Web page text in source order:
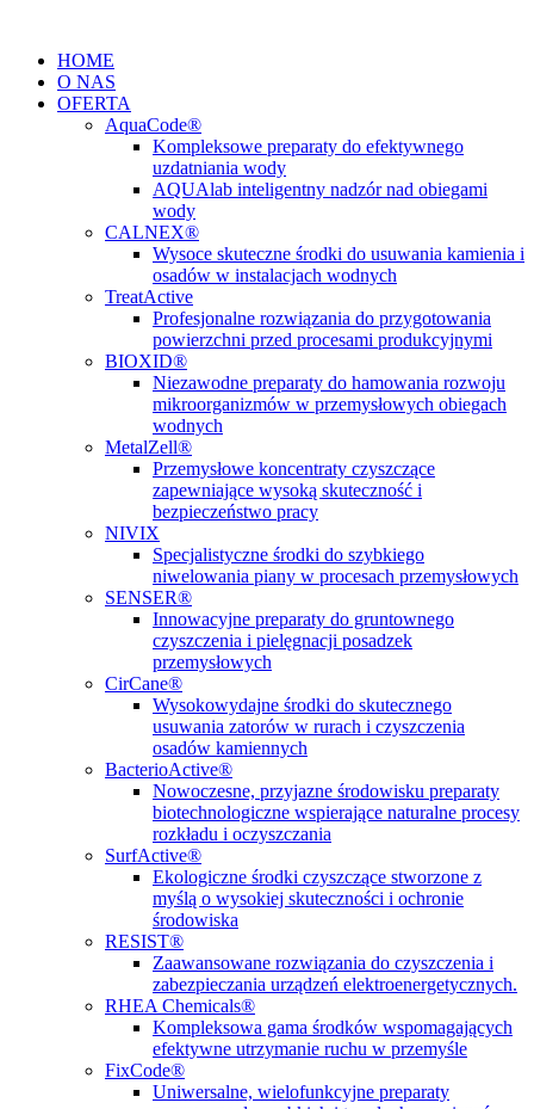
treści
HOME
O NAS
OFERTA
AquaCode®
Kompleksowe preparaty do efektywnego
uzdatniania wody
AQUAlab inteligentny nadzór nad obiegami
wody
CALNEX®
Wysoce skuteczne środki do usuwania kamienia i
osadów w instalacjach wodnych
TreatActive
Profesjonalne rozwiązania do przygotowania
powierzchni przed procesami produkcyjnymi
BIOXID®
Niezawodne preparaty do hamowania rozwoju
mikroorganizmów w przemysłowych obiegach
wodnych
MetalZell®
Przemysłowe koncentraty czyszczące
zapewniające wysoką skuteczność i
bezpieczeństwo pracy
NIVIX
Specjalistyczne środki do szybkiego
niwelowania piany w procesach przemysłowych
SENSER®
Innowacyjne preparaty do gruntownego
czyszczenia i pielęgnacji posadzek
przemysłowych
CirCane®
Wysokowydajne środki do skutecznego
usuwania zatorów w rurach i czyszczenia
osadów kamiennych
BacterioActive®
Nowoczesne, przyjazne środowisku preparaty
biotechnologiczne wspierające naturalne procesy
rozkładu i oczyszczania
SurfActive®
Ekologiczne środki czyszczące stworzone z
myślą o wysokiej skuteczności i ochronie
środowiska
RESIST®
Zaawansowane rozwiązania do czyszczenia i
zabezpieczania urządzeń elektroenergetycznych.
RHEA Chemicals®
Kompleksowa gama środków wspomagających
efektywne utrzymanie ruchu w przemyśle
FixCode®
Uniwersalne, wielofunkcyjne preparaty